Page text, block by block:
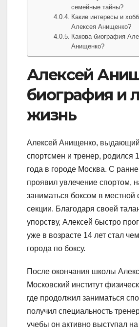
семейные тайны?
Какие интересы и
Алексея Анищенко?
Какова биография
Анищенко?
Алексей
биография и
жизнь
Алексей Анищенко,
спортсмен и тренер, родился
года в городе Москва. С
проявил увлечение спортом,
заниматься боксом в местной
секции. Благодаря своей
упорству, Алексей быстро
уже в возрасте 14 лет стал
города по боксу.
После окончания школы
Московский институт
где продолжил заниматься
получил специальность
учебы он активно выступал